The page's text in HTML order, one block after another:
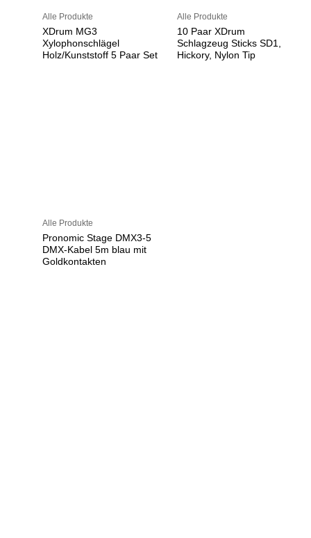
Alle Produkte
XDrum MG3
Xylophonschlägel
Holz/Kunststoff 5 Paar Set
Alle Produkte
10 Paar XDrum
Schlagzeug Sticks SD1,
Hickory, Nylon Tip
Alle Produkte
Pronomic Stage DMX3-5
DMX-Kabel 5m blau mit
Goldkontakten